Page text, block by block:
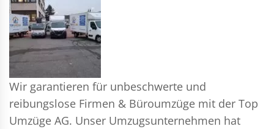
Wir garantieren für unbeschwerte und
reibungslose Firmen & Büroumzüge mit der Top
Umzüge AG. Unser Umzugsunternehmen hat